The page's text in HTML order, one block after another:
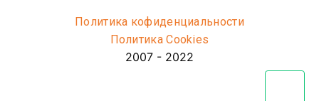
Политика кофиденциальности
Политика Cookies
2007 - 2022